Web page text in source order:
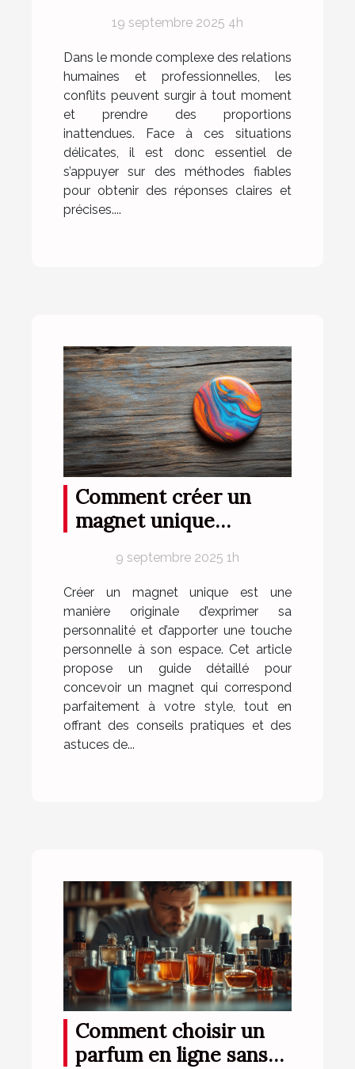
19 septembre 2025 4h
Dans le monde complexe des relations
humaines et professionnelles, les
conflits peuvent surgir à tout moment
et prendre des proportions
inattendues. Face à ces situations
délicates, il est donc essentiel de
s’appuyer sur des méthodes fiables
pour obtenir des réponses claires et
précises....
Comment créer un
magnet unique
votre style ?
9 septembre 2025 1h
Créer un magnet unique est une
manière originale d’exprimer sa
personnalité et d’apporter une touche
personnelle à son espace. Cet article
propose un guide détaillé pour
concevoir un magnet qui correspond
parfaitement à votre style, tout en
offrant des conseils pratiques et des
astuces de...
Comment choisir un
parfum en ligne sans